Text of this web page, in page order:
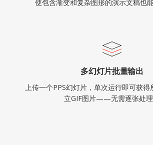
使包含渐变和复杂图形的演示文稿也能
多幻灯片批量输出
上传一个PPS幻灯片，单次运行即可获得
立GIF图片——无需逐张处理